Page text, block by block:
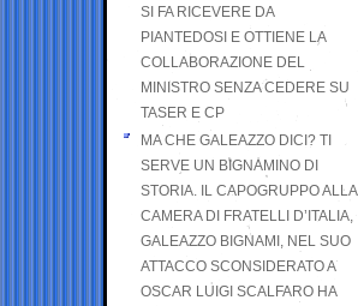
SI FA RICEVERE DA
PIANTEDOSI E OTTIENE LA
COLLABORAZIONE DEL
MINISTRO SENZA CEDERE SU
TASER E CP
MA CHE GALEAZZO DICI? TI
SERVE UN BIGNAMINO DI
STORIA. IL CAPOGRUPPO ALLA
CAMERA DI FRATELLI D’ITALIA,
GALEAZZO BIGNAMI, NEL SUO
ATTACCO SCONSIDERATO A
OSCAR LUIGI SCALFARO HA